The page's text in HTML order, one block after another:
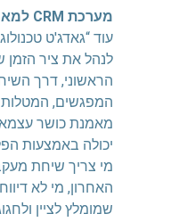
מערכת CRM למאמני כושר ומאמנים עסקיים
עוד “גאדג'ט
לנהל את ציר
הראשוני, דרך
המפגשים, המטלות
יכולה באמצעות
מי צריך שיחת
האחרון, מי לא
שמומלץ לציין